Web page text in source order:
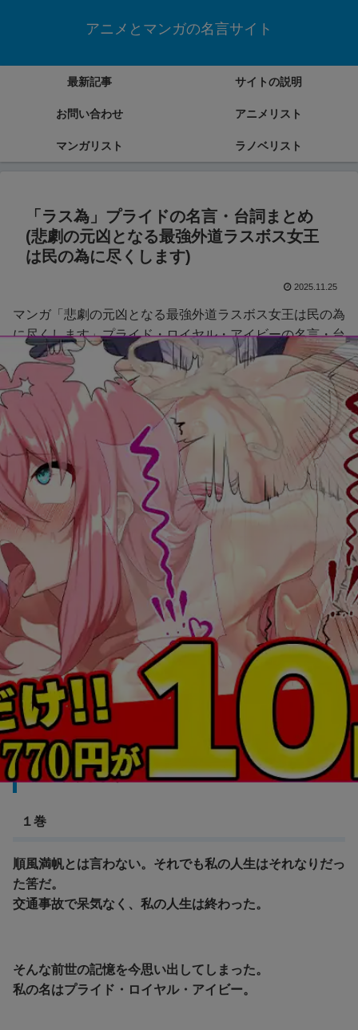
アニメとマンガの名言サイト
最新記事 サイトの説明
お問い合わせ アニメリスト
マンガリスト ラノベリスト
「ラス為」プライドの名言・台詞まとめ
(悲劇の元凶となる最強外道ラスボス女王
は民の為に尽くします)
2025.11.25
マンガ「悲劇の元凶となる最強外道ラスボス女王は民の為
に尽くします」プライド・ロイヤル・アイビーの名言・台
詞をまとめていきます。
悲劇の元凶となる最強外道ラスボス女王は民の
為に尽くします
１巻
順風満帆とは言わない。それでも私の人生はそれなりだっ
た筈だ。
交通事故で呆気なく、私の人生は終わった。
そんな前世の記憶を今思い出してしまった。
私の名はプライド・ロイヤル・アイビー。